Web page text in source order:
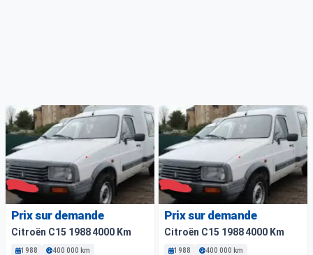
Prix sur demande
Citroën C15 1988 4000 Km
1988 400 000 km
Prix sur demande
Citroën C15 1988 4000 Km
1988 400 000 km